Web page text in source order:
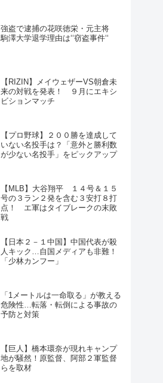
強盗で逮捕の花咲徳栄・元主将
駒澤大学退学理由は‘‘窃盗事件‘‘
【RIZIN】メイウェザーVS朝倉未
来の対戦を発表！ ９月にエキシ
ビションマッチ
【プロ野球】２００勝を達成して
いない名投手は？「意外と勝利数
が少ない名投手」をピックアップ
【MLB】大谷翔平 １４号＆１５
号の３ラン２発を含む３安打８打
点！ エ軍はタイブレークの末敗
戦
【日本２－１中国】中国代表が殺
人キック…自国メディアも非難！
「少林カンフー」
「1メートルは一命取る」が教える
危険性…転落・転倒による事故の
予防と対策
【巨人】橋本環奈が現れキャンプ
地が騒然！原監督、阿部２軍監督
らを取材